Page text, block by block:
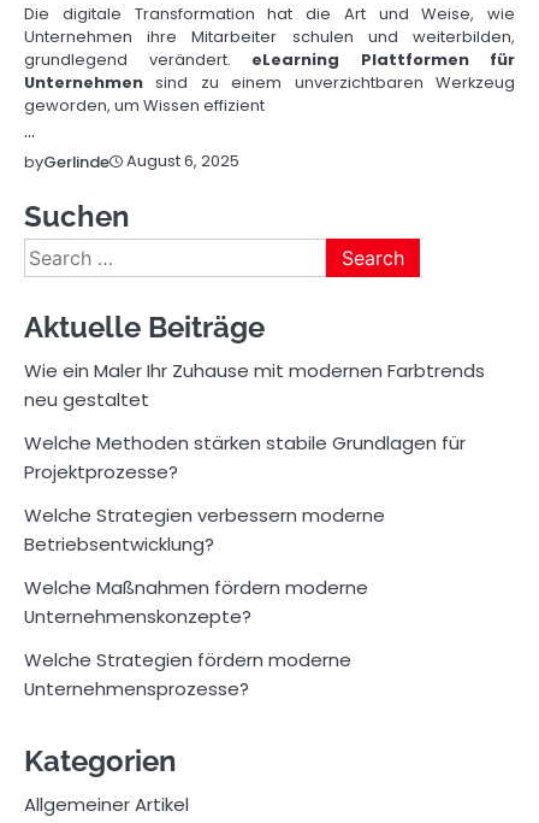
Die digitale Transformation hat die Art und Weise, wie
Unternehmen ihre Mitarbeiter schulen und weiterbilden,
grundlegend verändert. eLearning Plattformen für
Unternehmen sind zu einem unverzichtbaren Werkzeug
geworden, um Wissen effizient
…
byGerlinde August 6, 2025
Suchen
Search
for:
Aktuelle Beiträge
Wie ein Maler Ihr Zuhause mit modernen Farbtrends
neu gestaltet
Welche Methoden stärken stabile Grundlagen für
Projektprozesse?
Welche Strategien verbessern moderne
Betriebsentwicklung?
Welche Maßnahmen fördern moderne
Unternehmenskonzepte?
Welche Strategien fördern moderne
Unternehmensprozesse?
Kategorien
Allgemeiner Artikel